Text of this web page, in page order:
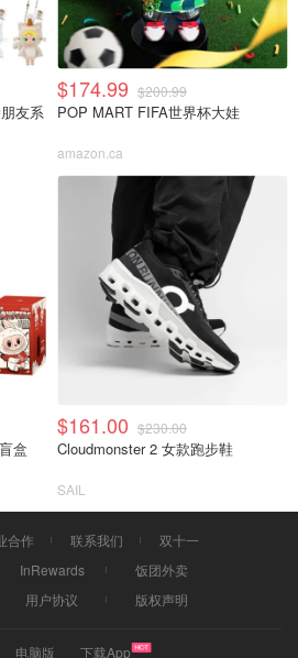
友系
$174.99 $200.99
POP MART FIFA世界杯大娃
amazon.ca
盒
$161.00 $230.00
Cloudmonster 2 女款跑步鞋
SAIL
合作 联系我们
双十一
InRewards
饭团外卖
用户协议 版权声明
电脑版 下载App